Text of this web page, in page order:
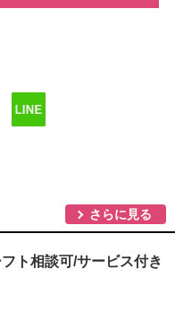
さらに見る
ト相談可/サービス付き